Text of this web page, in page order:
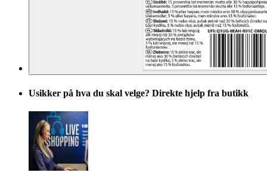
Usikker på hva du skal velge? Direkte hjelp fra butikk